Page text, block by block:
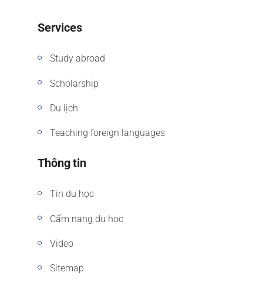
Services
Study abroad
Scholarship
Du lịch
Teaching foreign languages
Thông tin
Tin du học
Cẩm nang du học
Video
Sitemap